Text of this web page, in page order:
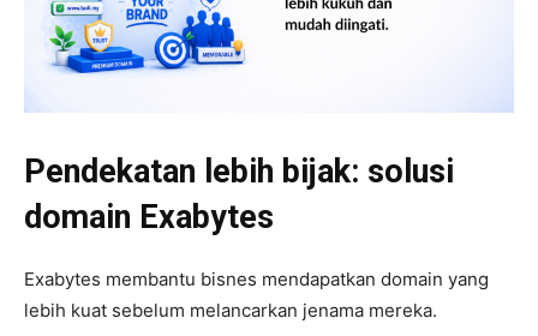
Pendekatan lebih bijak: solusi
domain Exabytes
Exabytes membantu bisnes mendapatkan domain yang
lebih kuat sebelum melancarkan jenama mereka.